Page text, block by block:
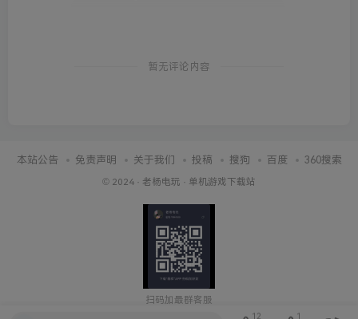
暂无评论内容
本站公告 免责声明 关于我们 投稿 搜狗 百度 360搜索
© 2024 · 老杨电玩 · 单机游戏下载站
扫码加最群客服
12 1